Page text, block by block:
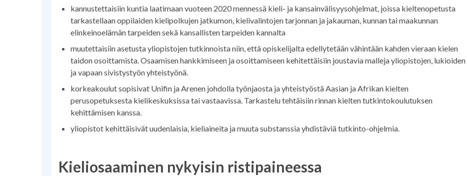
kannustettaisiin kuntia laatimaan vuoteen 2020 mennessä kieli- ja kansainvälisyysohjelmat, joissa kieltenopetusta
tarkastellaan oppilaiden kielipolkujen jatkumon, kielivalintojen tarjonnan ja jakauman, kunnan tai maakunnan
elinkeinoelämän tarpeiden sekä kansallisten tarpeiden kannalta
muutettaisiin asetusta yliopistojen tutkinnoista niin, että opiskelijalta edellytetään vähintään kahden vieraan kielen
taidon osoittamista. Osaamisen hankkimiseen ja osoittamiseen kehitettäisiin joustavia malleja yliopistojen, lukioiden
ja vapaan sivistystyön yhteistyönä.
korkeakoulut sopisivat Unifin ja Arenen johdolla työnjaosta ja yhteistyöstä Aasian ja Afrikan kielten
perusopetuksesta kielikeskuksissa tai vastaavissa. Tarkastelu tehtäisiin rinnan kielten tutkintokoulutuksen
kehittämisen kanssa.
yliopistot kehittäisivät uudenlaisia, kieliaineita ja muuta substanssia yhdistäviä tutkinto-ohjelmia.
Kieliosaaminen nykyisin ristipaineessa